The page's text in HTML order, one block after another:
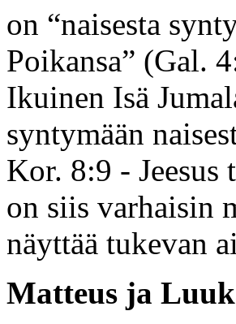
on “naisesta
Poikansa” (Gal.
Ikuinen Isä
syntymään
Kor. 8:9 -
on siis varhaisin
näyttää tukevan
Matteus ja